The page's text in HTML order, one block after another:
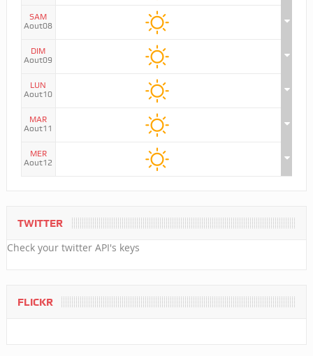
SAM
Aout08
DIM
Aout09
LUN
Aout10
MAR
Aout11
MER
Aout12
TWITTER
Check your twitter API's keys
FLICKR